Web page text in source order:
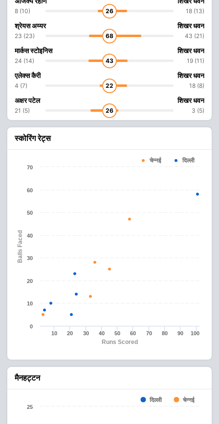
8 (10) 26 18 (13)
श्रेयस अय्यर
23 (23) 68
शिखर धवन
43 (21)
मार्कस स्टोइनिस
24 (14) 43
शिखर धवन
19 (11)
एलेक्स कैरी
4 (7) 22
शिखर धवन
18 (8)
अक्षर पटेल
21 (5) 26
शिखर धवन
3 (5)
स्कोरिंग रेट्स
Runs Scored
Balls Faced
चेन्नई दिल्ली
10 20 30 40 50 60 70 80 90 100
0
10
20
30
40
50
60
70
मैनहट्टन
दिल्ली चेन्नई
25